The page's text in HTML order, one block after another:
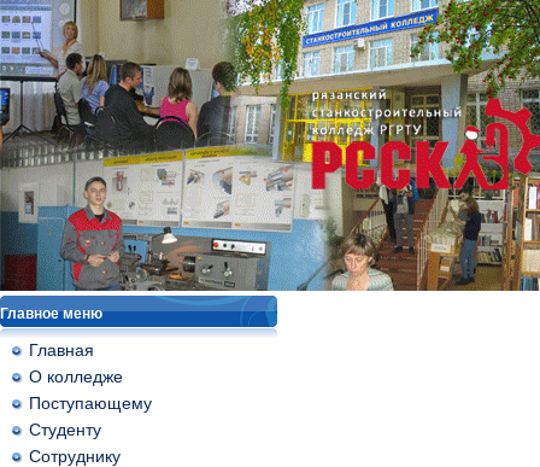
Главное меню
Главная
О колледже
Поступающему
Студенту
Сотруднику